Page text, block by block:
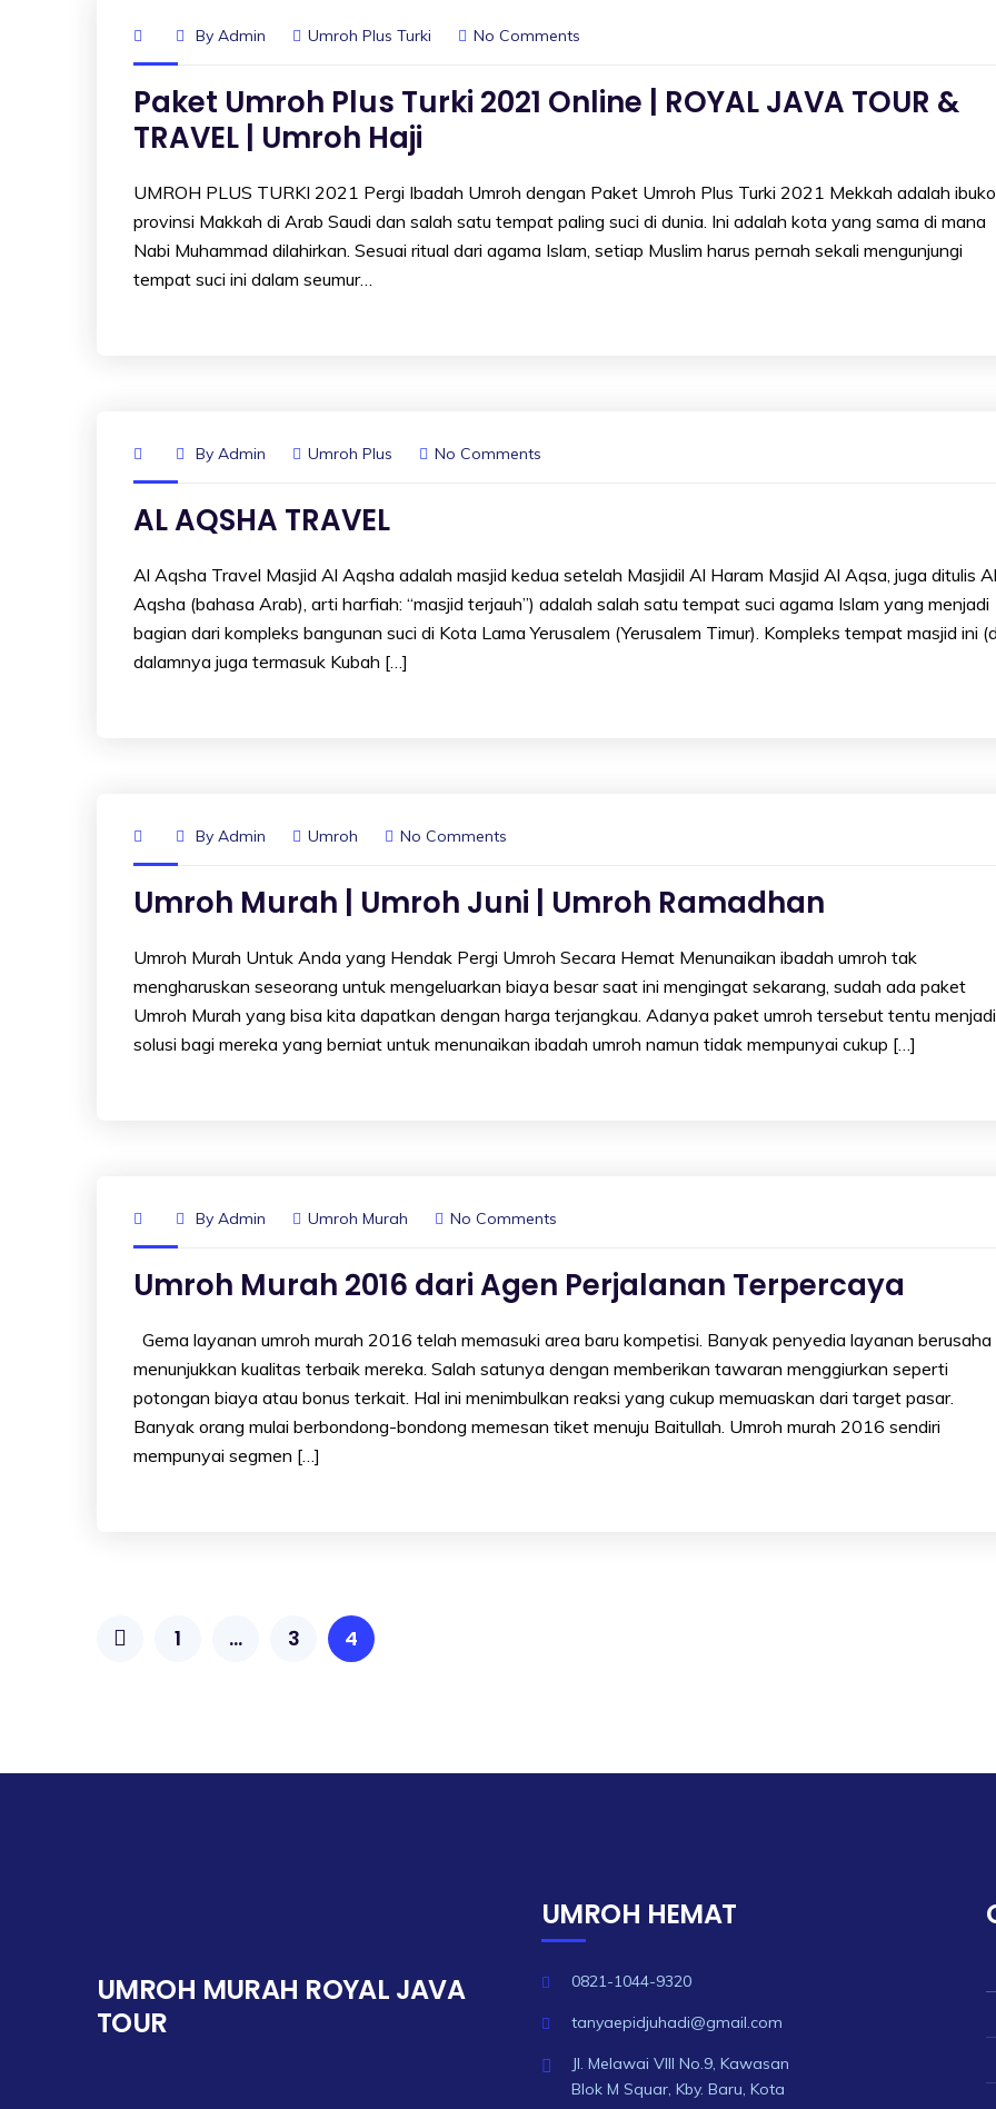
By Admin Umroh Plus Turki No Comments
Paket Umroh Plus Turki 2021 Online | ROYAL JAVA TOUR &
TRAVEL | Umroh Haji
UMROH PLUS TURKI 2021 Pergi Ibadah Umroh dengan Paket Umroh Plus Turki 2021 Mekkah adalah
provinsi Makkah di Arab Saudi dan salah satu tempat paling suci di dunia. Ini adalah kota yang sama di mana
Nabi Muhammad dilahirkan. Sesuai ritual dari agama Islam, setiap Muslim harus pernah sekali mengunjungi
tempat suci ini dalam seumur…
By Admin Umroh Plus No Comments
AL AQSHA TRAVEL
Al Aqsha Travel Masjid Al Aqsha adalah masjid kedua setelah Masjidil Al Haram Masjid Al Aqsa, juga ditulis Al
Aqsha (bahasa Arab), arti harfiah: “masjid terjauh”) adalah salah satu tempat suci agama Islam yang menjadi
bagian dari kompleks bangunan suci di Kota Lama Yerusalem (Yerusalem Timur). Kompleks tempat masjid ini
dalamnya juga termasuk Kubah […]
By Admin Umroh No Comments
Umroh Murah | Umroh Juni | Umroh Ramadhan
Umroh Murah Untuk Anda yang Hendak Pergi Umroh Secara Hemat Menunaikan ibadah umroh tak
mengharuskan seseorang untuk mengeluarkan biaya besar saat ini mengingat sekarang, sudah ada paket
Umroh Murah yang bisa kita dapatkan dengan harga terjangkau. Adanya paket umroh tersebut tentu menjadi
solusi bagi mereka yang berniat untuk menunaikan ibadah umroh namun tidak mempunyai cukup […]
By Admin Umroh Murah No Comments
Umroh Murah 2016 dari Agen Perjalanan Terpercaya
Gema layanan umroh murah 2016 telah memasuki area baru kompetisi. Banyak penyedia layanan berusaha
menunjukkan kualitas terbaik mereka. Salah satunya dengan memberikan tawaran menggiurkan seperti
potongan biaya atau bonus terkait. Hal ini menimbulkan reaksi yang cukup memuaskan dari target pasar.
Banyak orang mulai berbondong-bondong memesan tiket menuju Baitullah. Umroh murah 2016 sendiri
mempunyai segmen […]
1 … 3 4
UMROH MURAH ROYAL JAVA
TOUR
UMROH HEMAT
0821-1044-9320
tanyaepidjuhadi@gmail.com
Jl. Melawai VIII No.9, Kawasan
Blok M Squar, Kby. Baru, Kota